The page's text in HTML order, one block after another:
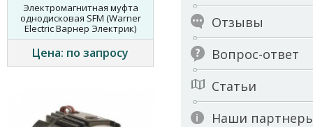
Электромагнитная муфта
однодисковая SFM (Warner
Electric Варнер Электрик)
Цена: по запросу
Отзывы
Вопрос-ответ
Статьи
Наши